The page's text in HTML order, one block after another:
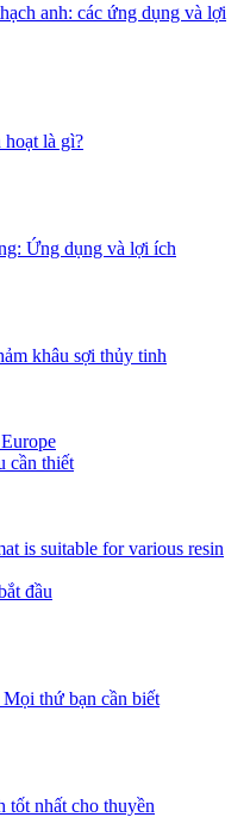
anh: các ứng dụng và lợi
hoạt là gì?
Ứng dụng và lợi ích
khâu sợi thủy tinh
cần thiết
đầu
thứ bạn cần biết
tốt nhất cho thuyền